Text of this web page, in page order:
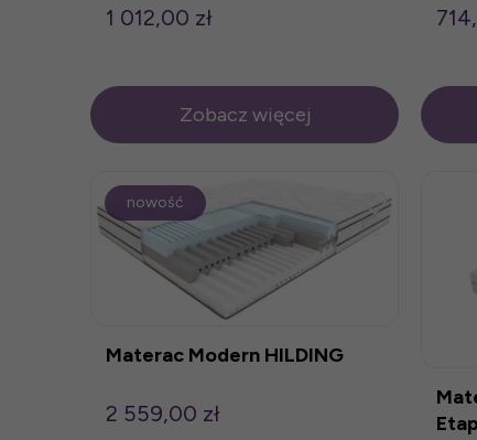
1 012,00 zł
Zobacz więcej
Materac Modern HILDING
2 559,00 zł
nowość